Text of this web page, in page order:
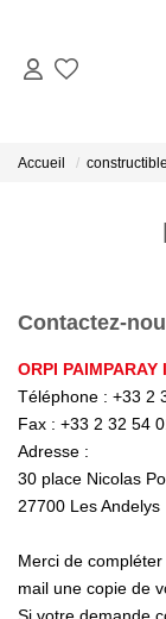
Estimer
Accueil
Contactez-
ORPI
Téléphone : +33 2
Fax : +33 2 32 54
Adresse :
30 place Nicolas
27700 Les Andelys
Merci de
mail une copie de